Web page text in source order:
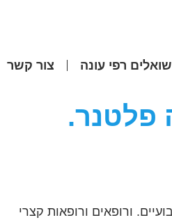
רפי עונה צור קשר
פלטנר.
ורופאים ורופאות קצרי